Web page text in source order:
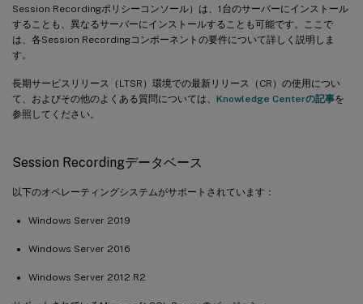
Session Recordingポリシーコンソール）は、1台のサーバーにインストール
することも、異なるサーバーにインストールすることも可能です。ここで
は、各Session Recordingコンポーネントの要件について詳しく説明しま
す。
長期サービスリリース（LTSR）環境での最新リリース（CR）の使用につい
て、およびその他のよくある質問については、 Knowledge Centerの記事を
参照してください。
Session Recordingデータベース
以下のオペレーティングシステムがサポートされています：
Windows Server 2019
Windows Server 2016
Windows Server 2012 R2